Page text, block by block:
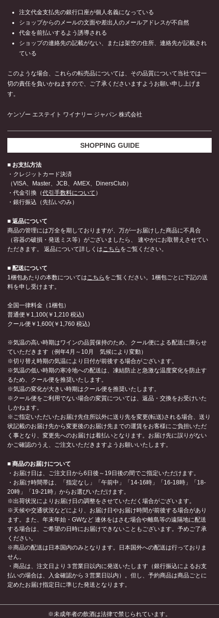
注文代金支払先の銀行口座が個人名義になっている
ショップからのメールの文面や差出人のメールアドレスが不自然
代金を前払いするよう誘導される
ショップの連絡先の記載がない、または架空の住所、連絡先が記載され
ている
このような場合、これらの転売品については、その品質について当社では一
切の責任を負いかねますので、ご了承くださいますようお願い申し上げま
す。
ケンゾー エステイト ワイナリー ジャパン 株式会社
SHOPPING GUIDE
■ お支払方法
・クレジットカード決済
（VISA、Master、JCB、AMEX、DinersClub）
・代金引換（代引手数料について ）
・銀行振込（先払いのみ）
■ 返品について
商品の管理には万全を期しておりますが、万が一お届けした商品に不具合
（容器の破損・発送ミス等）がございましたら、 速やかにお取替えさせてい
ただきます。 返品について詳しくはこちら をご覧ください。
■ 配送について
1梱包あたりの本数についてはこちら をご覧ください。1梱包ごとに下記の送
料を申し受けます。
全国一律料金（1梱包）
普通便￥1,100(￥1,210 税込)
クール便￥1,600(￥1,760 税込)
※気温の高い時期はワインの品質保持のため、クール便による配送に限らせ
ていただきます（例年4月～10月 気候により変動）
※切り替え時期の気温により日付が前後する場合がございます。
※気温の低い時期の寒冷地への配送は、凍結防止と急激な温度変化を防止す
るため、クール便を推奨いたします。
※気温の変化が大きい時期はクール便を推奨いたします。
※クール便をご利用でない場合の変質については、返品・交換をお受けいた
しかねます。
※ご指定いただいたお届け先住所以外に送り先を変更(転送)される場合、送り
状記載のお届け先から変更後のお届け先までの運賃をお客様にご負担いただ
く事となり、変更先へのお届けは着払いとなります。お届け先に誤りがない
かご確認のうえ、ご注文いただきますようお願いいたします。
■ 商品のお届けについて
・お届け日は、ご注文日から6日後～19日後の間でご指定いただけます。
・お届け時間帯は、「指定なし」「午前中」「14-16時」「16-18時」「18-
20時」「19-21時」からお選びいただけます。
※出荷状況によりお届け日の調整をさせていただく場合がございます。
※天候や交通状況などにより、お届け日やお届け時間が前後する場合があり
ます。また、年末年始・GWなど 連休をはさむ場合や離島等の遠隔地に配送
する場合は、ご希望の日時にお届けできないこともございます。予めご了承
ください。
※商品の配送は日本国内のみとなります。日本国外への配送は行っておりま
せん。
・商品は、注文日より３営業日以内に発送いたします（銀行振込によるお支
払いの場合は、入金確認から３営業日以内）。但し、予約商品は商品ごとに
定めたお届け指定日に準じた発送となります。
※未成年者の飲酒は法律で禁じられています。